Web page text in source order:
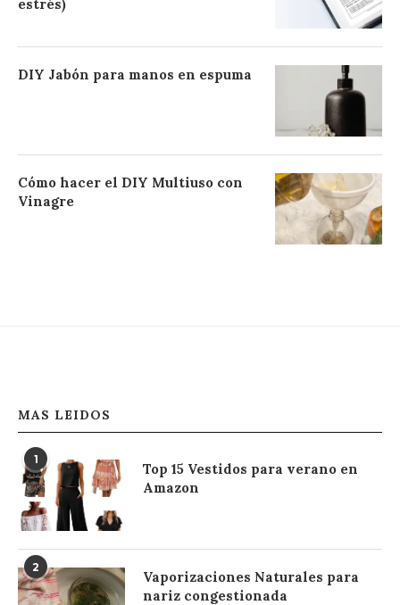
estrés)
DIY Jabón para manos en espuma
Cómo hacer el DIY Multiuso con
Vinagre
MAS LEIDOS
1
Top 15 Vestidos para verano en
Amazon
2
Vaporizaciones Naturales para
nariz congestionada